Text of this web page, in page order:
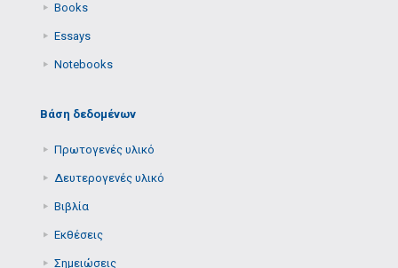
Books
Essays
Notebooks
Βάση δεδομένων
Πρωτογενές υλικό
Δευτερογενές υλικό
Βιβλία
Εκθέσεις
Σημειώσεις